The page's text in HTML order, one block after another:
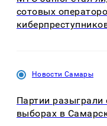
сотовых
Новости Самары
Партии разыграли
выборах в